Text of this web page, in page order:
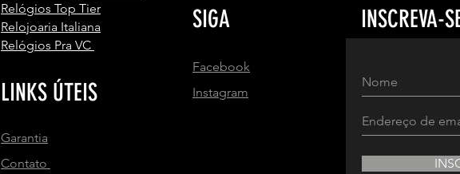
Relógios Top Tier
Relojoaria Italiana
Relógios Pra VC
LINKS ÚTEIS
Garantia
Contato
SIGA
Facebook
Instagram
INSCREVA-